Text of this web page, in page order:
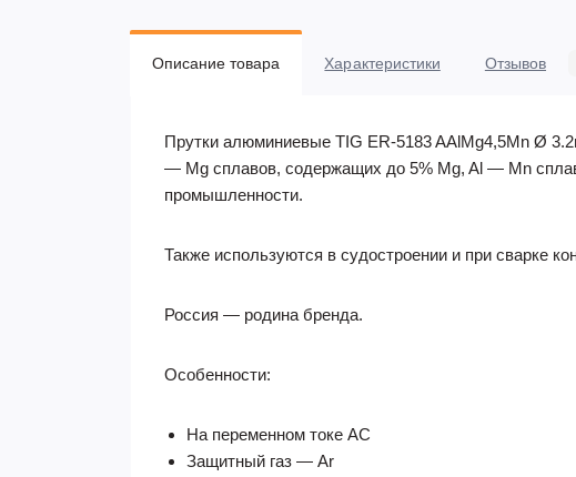
Описание товара Характеристики Отзывов
Прутки алюминиевые TIG ER-5183 AAlMg4,5Mn Ø
— Mg сплавов, содержащих до 5% Mg, Al — Mn
промышленности.
Также используются в судостроении и при сварке
Россия — родина бренда.
Особенности:
На переменном токе AC
Защитный газ — Ar